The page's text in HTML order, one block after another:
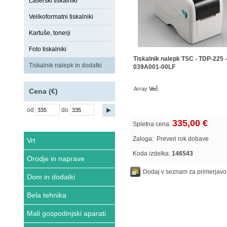
Velikoformatni tiskalniki
Kartuše, tonerji
Foto tiskalniki
Tiskalnik nalepk in dodatki
Cena (€)
od do
Vrt
Orodje in naprave
Dom in dodatki
Bela tehnika
Mali gospodinjski aparati
Tiskalnik nalepk TSC - TDP-225
039A001-00LF
Array Več
Spletna cena: 335,00 €
Zaloga: Preveri rok dobave
Koda izdelka: 146543
Dodaj v seznam za primerjavo